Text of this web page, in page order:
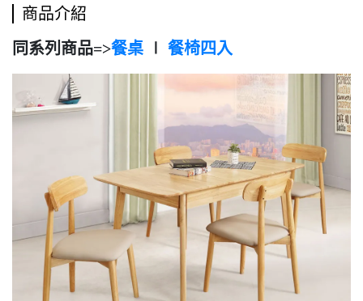
商品介紹
同系列商品=>餐桌 餐椅四入